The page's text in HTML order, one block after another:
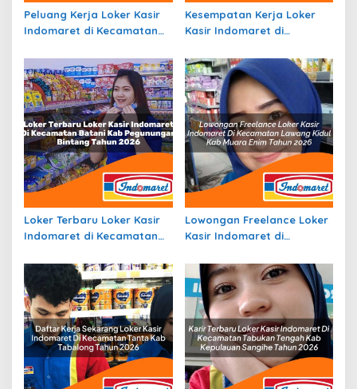
Peluang Kerja Loker Kasir
Indomaret di Kecamatan
Tahun 2026
Kesempatan Kerja Loker
Kasir Indomaret di
Puncak Tahun 2026
Loker Terbaru Loker Kasir
Indomaret di Kecamatan
Bintang Tahun 2026
Lowongan Freelance Loker
Kasir Indomaret di
Kab. Muara Enim Tahun
2026